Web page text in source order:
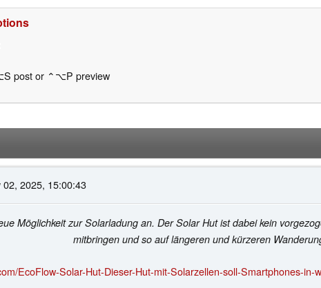
post or ⌃⌥P preview
02, 2025, 15:00:43
Möglichkeit zur Solarladung an. Der Solar Hut ist dabei kein
mitbringen und so auf längeren und kürzeren
EcoFlow-Solar-Hut-Dieser-Hut-mit-Solarzellen-soll-Smartphones-